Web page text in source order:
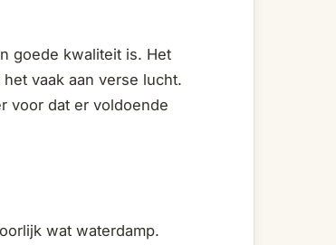
goede kwaliteit is. Het
vaak aan verse lucht.
voor dat er voldoende
wat waterdamp.